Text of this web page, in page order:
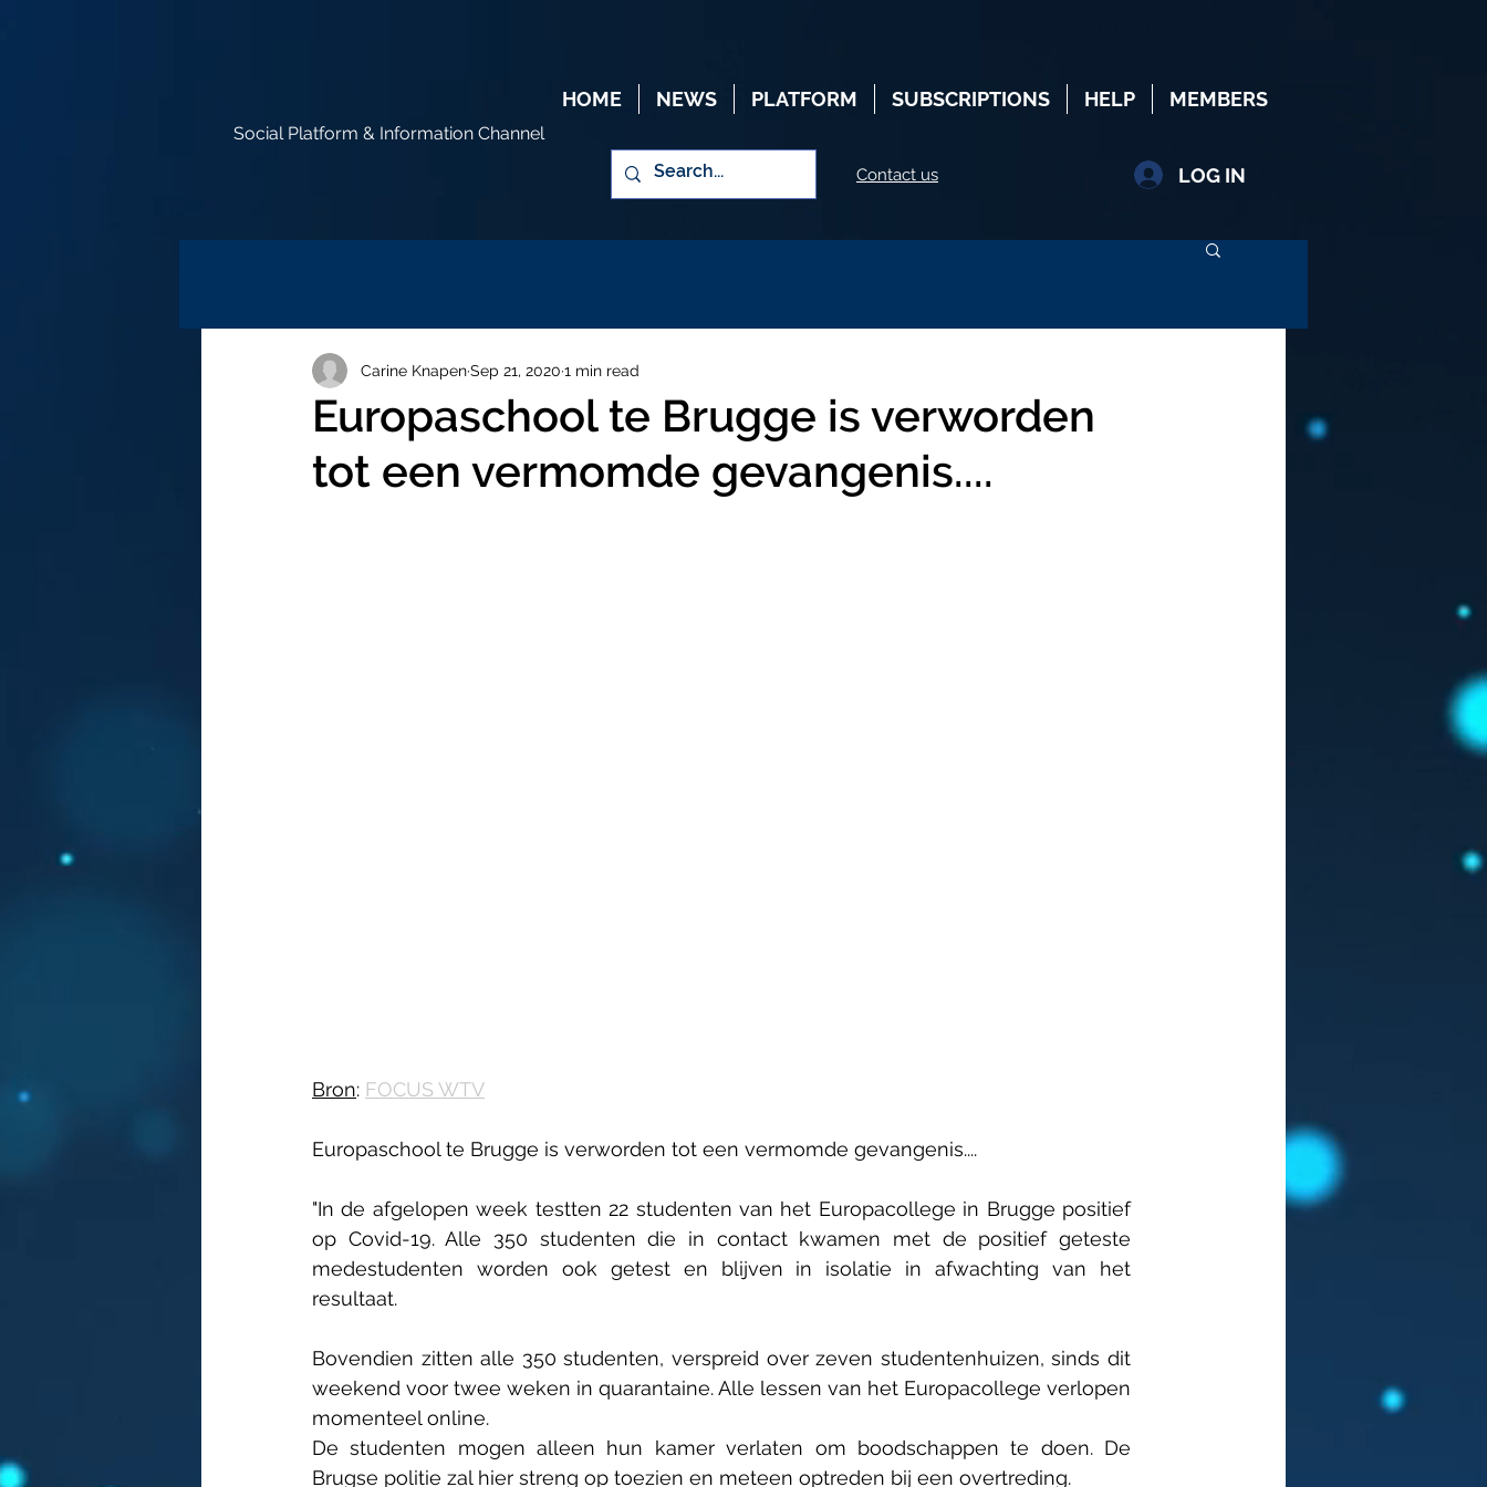
HOME NEWS PLATFORM SUBSCRIPTIONS HELP MEMBERS
Social Platform & Information Channel
Contact us LOG IN
Europaschool te Brugge is verworden
tot een vermomde gevangenis....
Carine KnapenSep 21, 2020 1 min read
Bron: FOCUS WTV
Europaschool te Brugge is verworden tot een vermomde gevangenis....
"In de afgelopen week testten 22 studenten van het Europacollege in Brugge positief
op Covid-19. Alle 350 studenten die in contact kwamen met de positief geteste
medestudenten worden ook getest en blijven in isolatie in afwachting van het
resultaat.
Bovendien zitten alle 350 studenten, verspreid over zeven studentenhuizen, sinds dit
weekend voor twee weken in quarantaine. Alle lessen van het Europacollege verlopen
momenteel online.
De studenten mogen alleen hun kamer verlaten om boodschappen te doen. De
Brugse politie zal hier streng op toezien en meteen optreden bij een overtreding.